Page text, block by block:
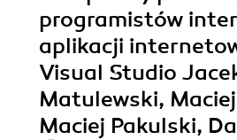
programistów
aplikacji
Visual Studio
Matulewski,
Maciej Pakulski,